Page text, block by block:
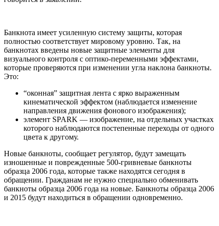
Банкнота имеет усиленную систему защиты, которая
полностью соответствует мировому уровню. Так, на
банкнотах введены новые защитные элементы для
визуального контроля с оптико-переменными эффектами,
которые проверяются при изменении угла наклона банкноты.
Это:
“оконная” защитная лента с ярко выраженным
кинематической эффектом (наблюдается изменение
направления движения фонового изображения);
элемент SPARK — изображение, на отдельных участках
которого наблюдаются постепенные переходы от одного
цвета к другому.
Новые банкноты, сообщает регулятор, будут замещать
изношенные и поврежденные 500-гривневые банкноты
образца 2006 года, которые также находятся сегодня в
обращении. Гражданам не нужно специально обменивать
банкноты образца 2006 года на новые. Банкноты образца 2006
и 2015 будут находиться в обращении одновременно.